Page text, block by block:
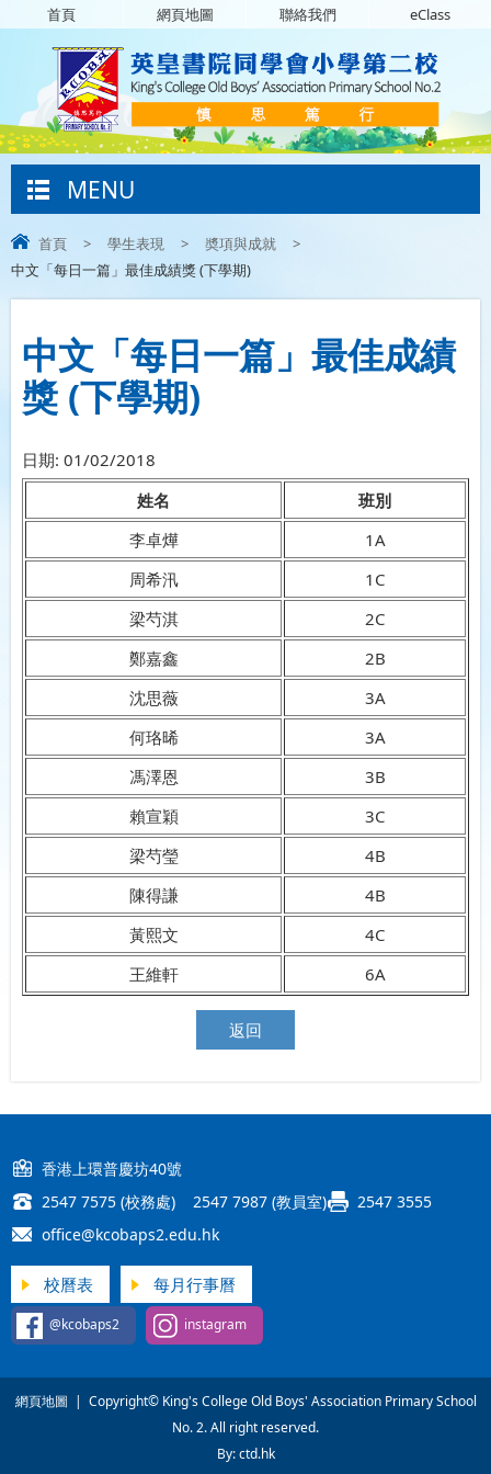
首頁 網頁地圖 聯絡我們 eClass
MENU
首頁 > 學生表現 > 奬項與成就
>
中文「每日一篇」最佳成績獎 (下學期)
中文「每日一篇」最佳成績
獎 (下學期)
日期: 01/02/2018
姓名
班別
李卓燁
1A
周希汛
1C
梁芍淇
2C
鄭嘉鑫
2B
沈思薇
3A
何珞晞
3A
馮澤恩
3B
賴宣穎
3C
梁芍瑩
4B
陳得謙
4B
黃熙文
4C
王維軒
6A
返回
香港上環普慶坊40號
2547 7575 (校務處) 2547 7987 (教員室)
2547 3555
office@kcobaps2.edu.hk
校曆表 每月行事曆
@kcobaps2 instagram
網頁地圖 | Copyright© King's College Old Boys' Association Primary School
No. 2. All right reserved.
By: ctd.hk